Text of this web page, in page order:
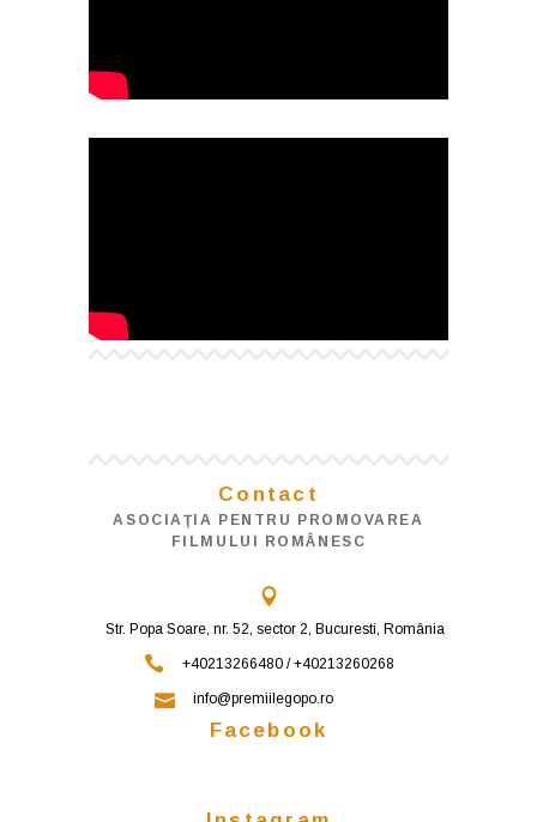
Contact
ASOCIAŢIA PENTRU PROMOVAREA
FILMULUI ROMÂNESC
Str. Popa Soare, nr. 52, sector 2, Bucuresti, România
+40213266480 / +40213260268
info@premiilegopo.ro
Facebook